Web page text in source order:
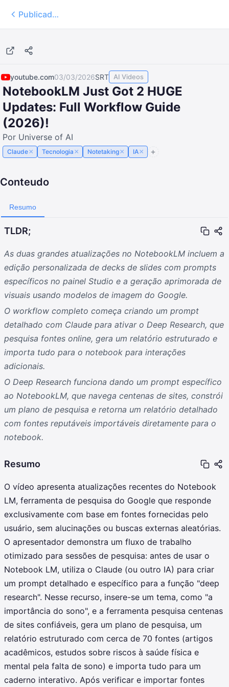
Publicados
youtube.com03/03/2026SRT AI Videos
NotebookLM Just Got 2 HUGE
Updates: Full Workflow Guide
(2026)!
Por Universe of AI
Claude× Tecnologia × Notetaking× IA×
Conteudo
Resumo
TLDR;
As duas grandes atualizações no NotebookLM incluem a
edição personalizada de decks de slides com prompts
específicos no painel Studio e a geração aprimorada de
visuais usando modelos de imagem do Google.
O workflow completo começa criando um prompt
detalhado com Claude para ativar o Deep Research, que
pesquisa fontes online, gera um relatório estruturado e
importa tudo para o notebook para interações
adicionais.
O Deep Research funciona dando um prompt específico
ao NotebookLM, que navega centenas de sites, constrói
um plano de pesquisa e retorna um relatório detalhado
com fontes reputáveis importáveis diretamente para o
notebook.
Resumo
O vídeo apresenta atualizações recentes do Notebook
LM, ferramenta de pesquisa do Google que responde
exclusivamente com base em fontes fornecidas pelo
usuário, sem alucinações ou buscas externas aleatórias.
O apresentador demonstra um fluxo de trabalho
otimizado para sessões de pesquisa: antes de usar o
Notebook LM, utiliza o Claude (ou outro IA) para criar
um prompt detalhado e específico para a função "deep
research". Nesse recurso, insere-se um tema, como "a
importância do sono", e a ferramenta pesquisa centenas
de sites confiáveis, gera um plano de pesquisa, um
relatório estruturado com cerca de 70 fontes (artigos
acadêmicos, estudos sobre riscos à saúde física e
mental pela falta de sono) e importa tudo para um
caderno interativo. Após verificar e importar fontes